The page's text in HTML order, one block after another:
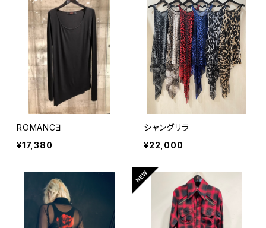
ROMANCƎ
¥17,380
シャングリラ
¥22,000